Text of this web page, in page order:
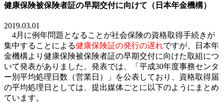
健康保険被保険者証の早期交付に向けて（日本年金機構）
2019.03.01
4月に例年問題となることが社会保険の資格取得手続きが
集中することによる健康保険証の発行の遅れですが 、日本年
金機構より健康保険被保険者証の早期交付に向けた取組につ
いて発表がありました 。発表では、「平成30年度事務センタ
ー別平均処理日数（営業日）」を公表しており、資格取得届
の平均処理日としては、提出媒体ごとに以下のようにまとめ
ています。